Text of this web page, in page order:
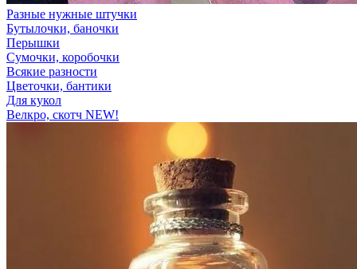
Разные нужные штучки
Бутылочки, баночки
Перышки
Сумочки, коробочки
Всякие разности
Цветочки, бантики
Для кукол
Велкро, скотч NEW!